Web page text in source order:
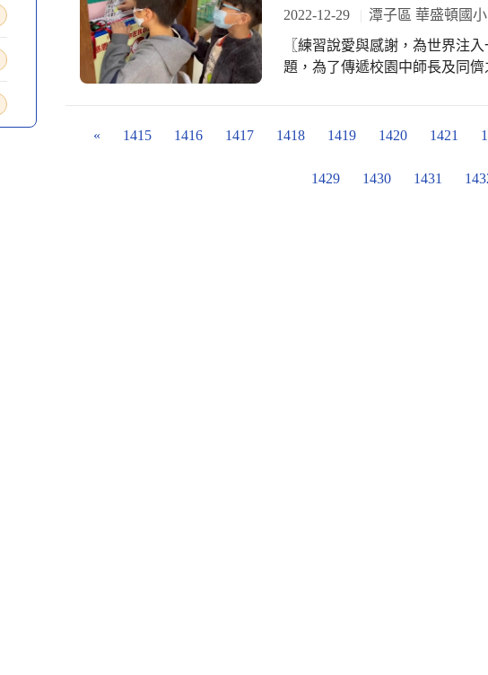
的鍛鍊，加上比賽時的毅力以及
們一起給予參賽的師生們一個
運動的好習慣走入生命！很期
更加投入晨跑運動、提升校園
2022-12-29 潭子區 華盛頓國
〖練習說愛與感謝，為世界注入一股暖流。〗 「感恩」是
題，為了傳遞校園中師長及同
曾經陪伴、幫助我們的人，感
« 1415 1416 1417 1418 1419 1420 1421
1429 1430 1431